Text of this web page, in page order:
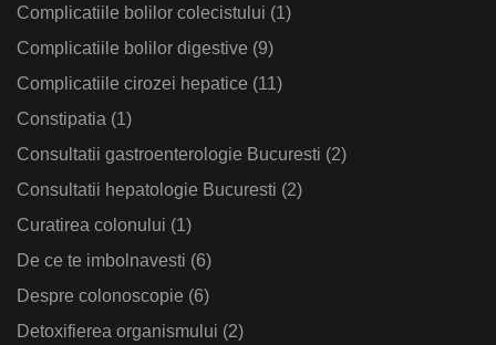
Complicatiile bolilor colecistului (1)
Complicatiile bolilor digestive (9)
Complicatiile cirozei hepatice (11)
Constipatia (1)
Consultatii gastroenterologie Bucuresti (2)
Consultatii hepatologie Bucuresti (2)
Curatirea colonului (1)
De ce te imbolnavesti (6)
Despre colonoscopie (6)
Detoxifierea organismului (2)